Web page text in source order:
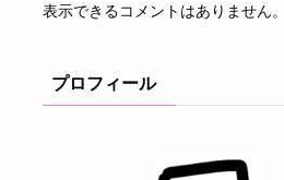
表示できるコメントはありません。
プロフィール